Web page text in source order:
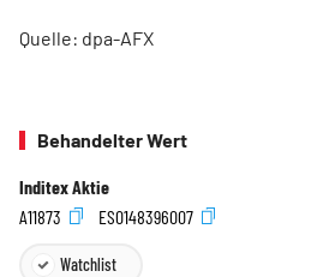
Quelle: dpa-AFX
Behandelter Wert
Inditex Aktie
A11873
ES0148396007
Watchlist